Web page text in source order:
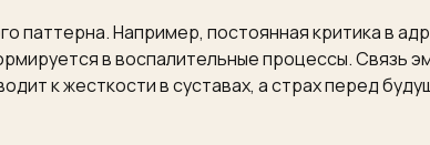
паттерна. Например, постоянная критика в
в воспалительные процессы. Связь
к жесткости в суставах, а страх перед